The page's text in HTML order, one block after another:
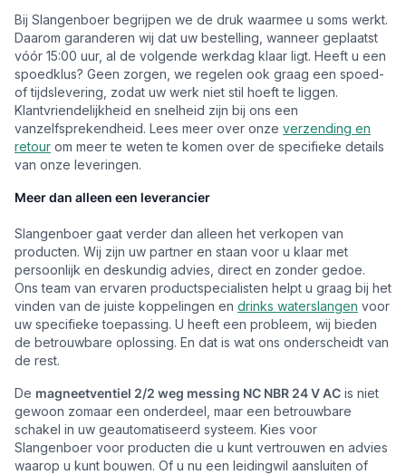
Bij Slangenboer begrijpen we de druk waarmee u soms werkt.
Daarom garanderen wij dat uw bestelling, wanneer geplaatst
vóór 15:00 uur, al de volgende werkdag klaar ligt. Heeft u een
spoedklus? Geen zorgen, we regelen ook graag een spoed-
of tijdslevering, zodat uw werk niet stil hoeft te liggen.
Klantvriendelijkheid en snelheid zijn bij ons een
vanzelfsprekendheid. Lees meer over onze verzending en
retour om meer te weten te komen over de specifieke details
van onze leveringen.
Meer dan alleen een leverancier
Slangenboer gaat verder dan alleen het verkopen van
producten. Wij zijn uw partner en staan voor u klaar met
persoonlijk en deskundig advies, direct en zonder gedoe.
Ons team van ervaren productspecialisten helpt u graag bij het
vinden van de juiste koppelingen en drinks waterslangen voor
uw specifieke toepassing. U heeft een probleem, wij bieden
de betrouwbare oplossing. En dat is wat ons onderscheidt van
de rest.
De magneetventiel 2/2 weg messing NC NBR 24 V AC is niet
gewoon zomaar een onderdeel, maar een betrouwbare
schakel in uw geautomatiseerd systeem. Kies voor
Slangenboer voor producten die u kunt vertrouwen en advies
waarop u kunt bouwen. Of u nu een leidingwil aansluiten of